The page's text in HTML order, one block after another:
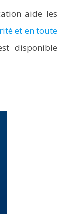
aide les
et en toute
disponible